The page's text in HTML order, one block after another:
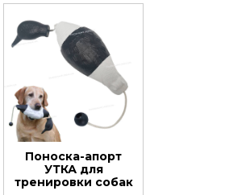
Поноска-апорт
УТКА для
тренировки собак